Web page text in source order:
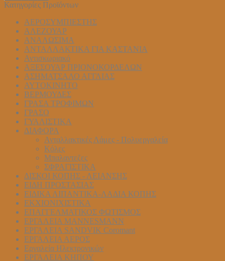
Κατηγορίες Προϊόντων
ΑΕΡΟΣΥΜΠΙΕΣΤΗΣ
ΑΛΕΖΟΥΑΡ
ΑΝΑΛΩΣΙΜΑ
ΑΝΤΑΛΛΑΚΤΙΚΑ ΓΙΑ ΚΑΣΤΑΝΙΑ
Αντισκωριακό
ΑΞΕΣΟΥΑΡ ΠΡΙΟΝΟΚΟΡΔΕΛΩΝ
ΑΣΗΜΑΤΣΑΛΟ ΑΓΓΛΙΑΣ
ΑΥΤΟΚΙΝΗΤΟ
ΒΕΡΜΟΥΔΕΣ
ΓΡΑΣΑ ΤΡΟΦΙΜΩΝ
ΓΡΑΣΟ
ΓΥΑΛΙΣΤΙΚΑ
ΔΙΑΦΟΡΑ
Ανταλλακτικές Λάμες - Πολυεργαλεία
Κόλες
Μπαλαντεζες
ΣΦΡΑΓΙΣΤΙΚΑ
ΔΙΣΚΟΙ ΚΟΠΗΣ - ΛΕΙΑΝΣΗΣ
ΕΙΔΗ ΠΡΟΣΤΑΣΙΑΣ
ΕΙΔΙΚΑ ΛΙΠΑΝΤΙΚΑ-ΛΑΔΙΑ ΚΟΠΗΣ
ΕΚΧΙΟΝΙΧΙΣΤΙΚΑ
ΕΠΑΓΓΕΛΜΑΤΙΚΟΣ ΦΩΤΙΣΜΟΣ
ΕΡΓΑΛΕΙΑ MANNESMANN
ΕΡΓΑΛΕΙΑ SANDVIK Coromant
ΕΡΓΑΛΕΙΑ ΑΕΡΟΣ
Εργαλεία Ηλεκτρονικών
ΕΡΓΑΛΕΙΑ ΚΗΠΟΥ